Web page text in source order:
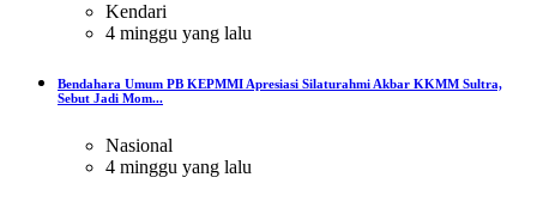
Kendari
4 minggu yang lalu
Bendahara Umum PB KEPMMI Apresiasi Silaturahmi Akbar KKMM Sultra,
Sebut Jadi Mom...
Nasional
4 minggu yang lalu